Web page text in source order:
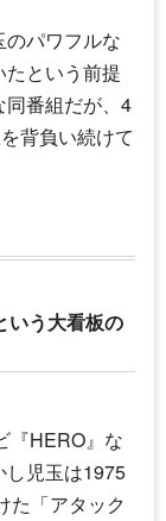
パワフルな
たという前提
同番組だが、4
背負い続けて
いう大看板の
『HERO』な
し児玉は1975
た「アタック